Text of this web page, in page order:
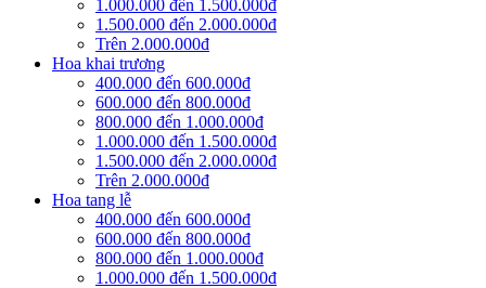
1.000.000 đến 1.500.000đ
1.500.000 đến 2.000.000đ
Trên 2.000.000đ
Hoa khai trương
400.000 đến 600.000đ
600.000 đến 800.000đ
800.000 đến 1.000.000đ
1.000.000 đến 1.500.000đ
1.500.000 đến 2.000.000đ
Trên 2.000.000đ
Hoa tang lễ
400.000 đến 600.000đ
600.000 đến 800.000đ
800.000 đến 1.000.000đ
1.000.000 đến 1.500.000đ